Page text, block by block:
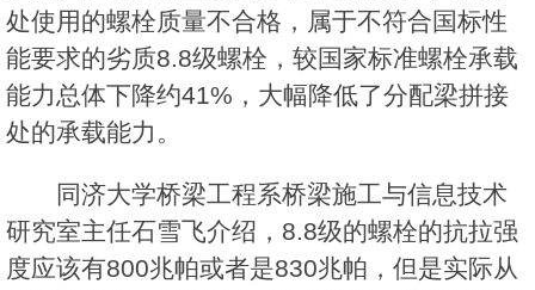
处使用的螺栓质量不合格，属于不符合国标性
能要求的劣质8.8级螺栓，较国家标准螺栓承载
能力总体下降约41%，大幅降低了分配梁拼接
处的承载能力。
同济大学桥梁工程系桥梁施工与信息技术
研究室主任石雪飞介绍，8.8级的螺栓的抗拉强
度应该有800兆帕或者是830兆帕，但是实际从